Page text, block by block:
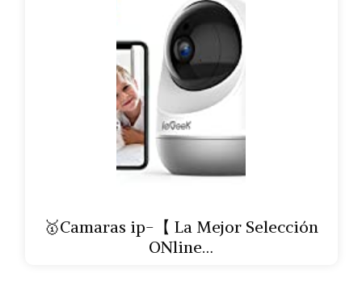
🥇Camaras ip-【 La Mejor Selección
ONline…